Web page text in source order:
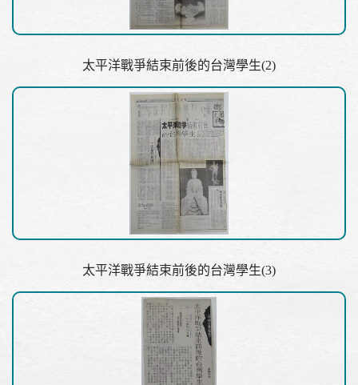
太平洋戰爭結束前後的台灣學生(2)
太平洋戰爭結束前後的台灣學生(3)